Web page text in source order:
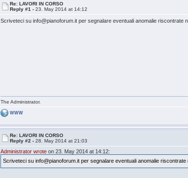
Re: LAVORI IN CORSO
Reply #1 -23. May 2014 at 14:12
Scriveteci su info@pianoforum.it per segnalare eventuali anomalie
The Administrator.
WWW
Re: LAVORI IN CORSO
Reply #2 -28. May 2014 at 21:03
Administrator wrote on 23. May 2014 at 14:12:
Scriveteci su info@pianoforum.it per segnalare eventuali anomalie